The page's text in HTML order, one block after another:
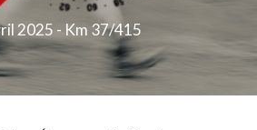
2025 - Km 37/415